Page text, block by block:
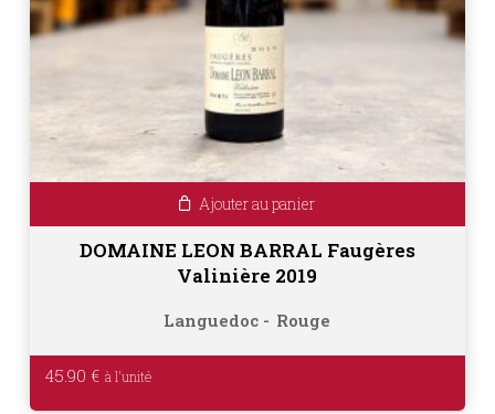
Ajouter au panier
DOMAINE LEON BARRAL Faugères
Valinière 2019
Languedoc Rouge
45.90 €